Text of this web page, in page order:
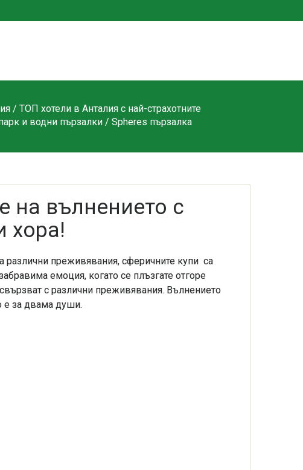
/ ТОП хотели в Анталия с най-страхотните
и водни пързалки / Spheres пързалка
на вълнението с
хора!
различни преживявания, сферичните купи са
емоция, когато се плъзгате отгоре
с различни преживявания. Вълнението
е за двама души.